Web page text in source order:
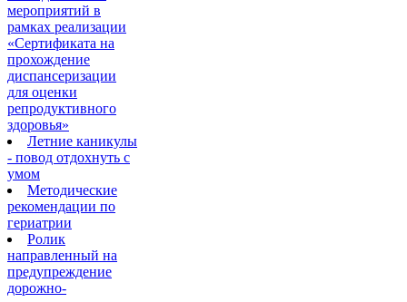
мероприятий в
рамках реализации
«Сертификата на
прохождение
диспансеризации
для оценки
репродуктивного
здоровья»
Летние каникулы
- повод отдохнуть с
умом
Методические
рекомендации по
гериатрии
Ролик
направленный на
предупреждение
дорожно-